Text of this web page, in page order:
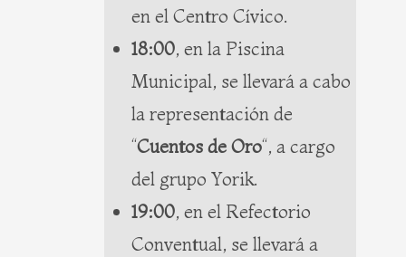
en el Centro Cívico.
18:00, en la Piscina
Municipal, se llevará a cabo
la representación de
“Cuentos de Oro“, a cargo
del grupo Yorik.
19:00, en el Refectorio
Conventual, se llevará a